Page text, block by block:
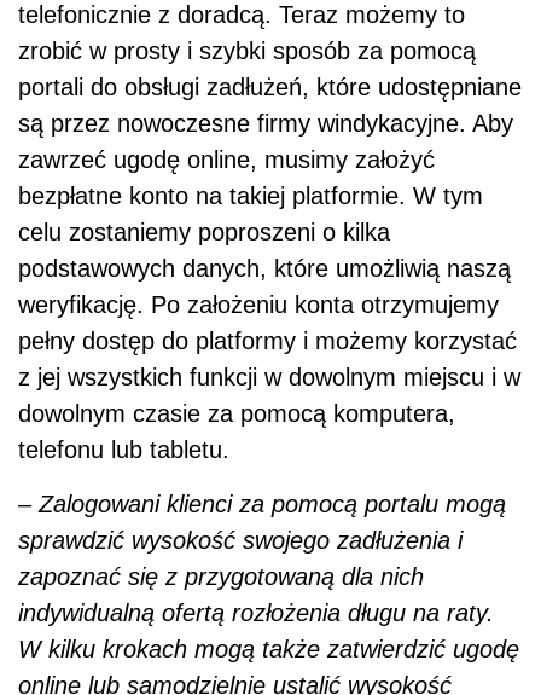
telefonicznie z doradcą. Teraz możemy to
zrobić w prosty i szybki sposób za pomocą
portali do obsługi zadłużeń, które udostępniane
są przez nowoczesne firmy windykacyjne. Aby
zawrzeć ugodę online, musimy założyć
bezpłatne konto na takiej platformie. W tym
celu zostaniemy poproszeni o kilka
podstawowych danych, które umożliwią naszą
weryfikację. Po założeniu konta otrzymujemy
pełny dostęp do platformy i możemy korzystać
z jej wszystkich funkcji w dowolnym miejscu i w
dowolnym czasie za pomocą komputera,
telefonu lub tabletu.
– Zalogowani klienci za pomocą portalu mogą
sprawdzić wysokość swojego zadłużenia i
zapoznać się z przygotowaną dla nich
indywidualną ofertą rozłożenia długu na raty.
W kilku krokach mogą także zatwierdzić ugodę
online lub samodzielnie ustalić wysokość